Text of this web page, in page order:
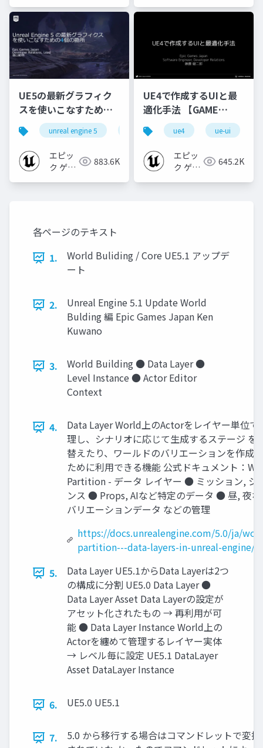
UE5の最新グラフィク
スを使いこなすための4
個の勘所
[CEDEC+KYUSHU
2023]
unreal engine 5 cedec cedec+kyushu
エピッ
ク ゲー
883.6K
UE4で作成するUIと最
適化手法 【GAME
CREATORS
CONFERENCE '20】
ue4 ue-ui
エピッ
ク ゲー
645.2K
各ページのテキスト
1.
World Buliding / Core UE5.1 アップデ
ート
2.
Unreal Engine 5.1 Update World
Bulding 編 Epic Games Japan Ken
Kuwano
3.
World Building ● Data Layer ●
Level Instance ● Actor Editor
Context
4.
Data Layer World上のActorをレイヤー単位で
理し、シナリオに応じて生成するステージ を
替えたり、ワールドのバリエーションを作成
ために利用できる機能 公式ドキュメント：
Partition - データ レイヤー ● ミッション, シ
ンス ● Props, AIなど特定のデータ ● 昼, 夜
バリエーションデータ などの管理
https://docs.unrealengine.com/5.0/ja/
partition---data-layers-in-unreal-engine/
5.
Data Layer UE5.1からData Layerは2つ
の構成に分割 UE5.0 Data Layer ●
Data Layer Asset Data Layerの設定が
アセット化されたもの → 再利用が可
能 ● Data Layer Instance World上の
Actorを纏めて管理するレイヤー実体
→ レベル毎に設定 UE5.1 DataLayer
Asset DataLayer Instance
6. UE5.0 UE5.1
7.
5.0 から移行する場合はコマンドレットで変